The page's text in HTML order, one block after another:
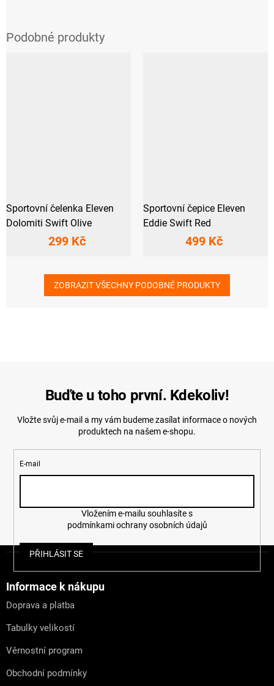
Sportovní čelenka Eleven
Dolomiti Swift Olive
299 Kč
Sportovní čepice Eleven
Eddie Swift Red
499 Kč
ZOBRAZIT VŠECHNY PODOBNÉ PRODUKTY
Buďte u toho první. Kdekoliv!
Vložte svůj e-mail a my vám budeme zasílat informace o nových
produktech na našem e-shopu.
E-mail
podmínkami ochrany osobních údajů
PŘIHLÁSIT SE
Informace k nákupu
Doprava a platba
Tabulky velikostí
Věrnostní program
Obchodní podmínky